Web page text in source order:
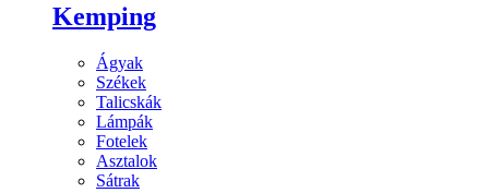
Kemping
Ágyak
Székek
Talicskák
Lámpák
Fotelek
Asztalok
Sátrak